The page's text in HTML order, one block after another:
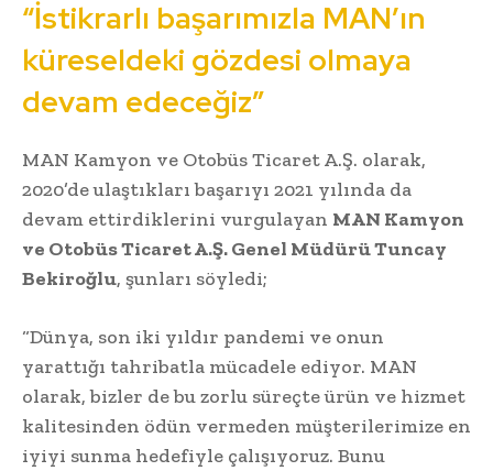
“İstikrarlı başarımızla MAN’ın
küreseldeki gözdesi olmaya
devam edeceğiz”
MAN Kamyon ve Otobüs Ticaret A.Ş. olarak,
2020’de ulaştıkları başarıyı 2021 yılında da
devam ettirdiklerini vurgulayan MAN Kamyon
ve Otobüs Ticaret A.Ş. Genel Müdürü Tuncay
Bekiroğlu, şunları söyledi;
“Dünya, son iki yıldır pandemi ve onun
yarattığı tahribatla mücadele ediyor. MAN
olarak, bizler de bu zorlu süreçte ürün ve hizmet
kalitesinden ödün vermeden müşterilerimize en
iyiyi sunma hedefiyle çalışıyoruz. Bunu